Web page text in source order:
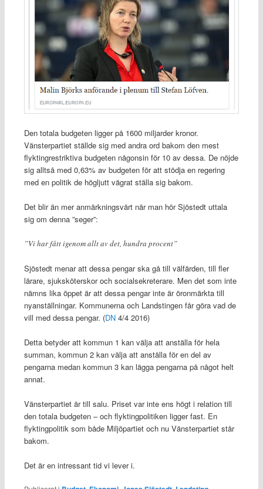
Den totala budgeten ligger på 1600 miljarder kronor.
Vänsterpartiet ställde sig med andra ord bakom den mest
flyktingrestriktiva budgeten någonsin för 10 av dessa. De nöjde
sig alltså med 0,63% av budgeten för att stödja en regering
med en politik de högljutt vägrat ställa sig bakom.
Det blir än mer anmärkningsvärt när man hör Sjöstedt uttala
sig om denna ”seger”:
”Vi har fått igenom allt av det, hundra procent”
Sjöstedt menar att dessa pengar ska gå till välfärden, till fler
lärare, sjuksköterskor och socialsekreterare. Men det som inte
nämns lika öppet är att dessa pengar inte är öronmärkta till
nyanställningar. Kommunerna och Landstingen får göra vad de
vill med dessa pengar. (DN4/4 2016)
Detta betyder att kommun 1 kan välja att anställa för hela
summan, kommun 2 kan välja att anställa för en del av
pengarna medan kommun 3 kan lägga pengarna på något helt
annat.
Vänsterpartiet är till salu. Priset var inte ens högt i relation till
den totala budgeten – och flyktingpolitiken ligger fast. En
flyktingpolitik som både Miljöpartiet och nu Vänsterpartiet står
bakom.
Det är en intressant tid vi lever i.